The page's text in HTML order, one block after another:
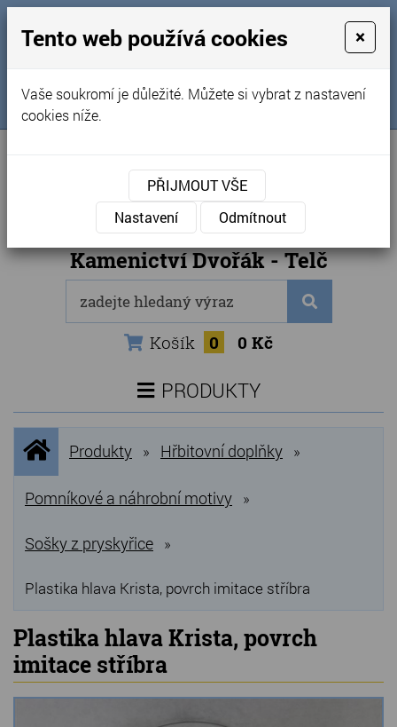
Obchodní podmínky
Kontakty
Naše kamenictví
Sledujte nás na FB
Internetový obchod
Kamenictví Dvořák - Telč
Košík 0 0 Kč
PRODUKTY
NOVINKY
NEJPRODÁVANĚJŠÍ
VÝPRODEJ
Produkty
Grilovací, pečící kameny
Lávové grilovací kameny
Kamenné truhlíky
Chladící kostky a puky
Doplňky do kuchyně
Úvodní
stránka
Produkty » Hřbitovní doplňky »
Pomníkové a náhrobní motivy »
Sošky z pryskyřice »
Plastika hlava Krista, povrch imitace stříbra
Plastika hlava Krista, povrch
imitace stříbra
Tento web používá cookies ×
Vaše soukromí je důležité. Můžete si vybrat z nastavení
cookies níže.
PŘIJMOUT VŠE
Nastavení
Odmítnout